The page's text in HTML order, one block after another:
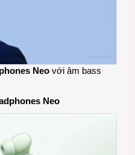
Neo với âm bass
Neo